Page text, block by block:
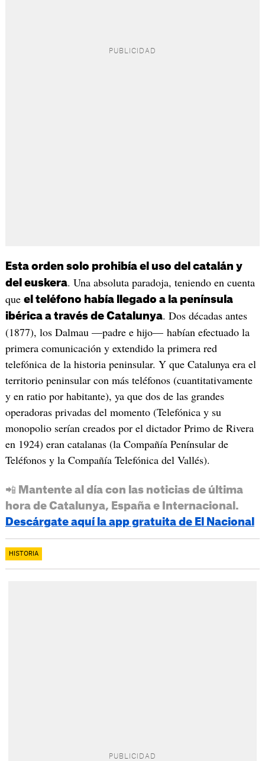
Esta orden solo prohibía el uso del catalán y
del euskera. Una absoluta paradoja, teniendo en cuenta
que el teléfono había llegado a la península
ibérica a través de Catalunya. Dos décadas antes
(1877), los Dalmau —padre e hijo— habían efectuado la
primera comunicación y extendido la primera red
telefónica de la historia peninsular. Y que Catalunya era el
territorio peninsular con más teléfonos (cuantitativamente
y en ratio por habitante), ya que dos de las grandes
operadoras privadas del momento (Telefónica y su
monopolio serían creados por el dictador Primo de Rivera
en 1924) eran catalanas (la Compañía Penínsular de
Teléfonos y la Compañía Telefónica del Vallés).
📲 Mantente al día con las noticias de última
hora de Catalunya, España e Internacional.
Descárgate aquí la app gratuita de El Nacional
HISTORIA